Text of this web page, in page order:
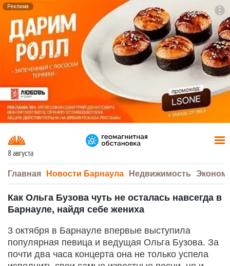
Реклама
8 августа
Главная Новости Барнаула Недвижимость
Как Ольга Бузова чуть не осталась навсегда в
Барнауле, найдя себе жениха
3 октября в Барнауле впервые выступила
популярная певица и ведущая Ольга Бузова. За
почти два часа концерта она не только успела